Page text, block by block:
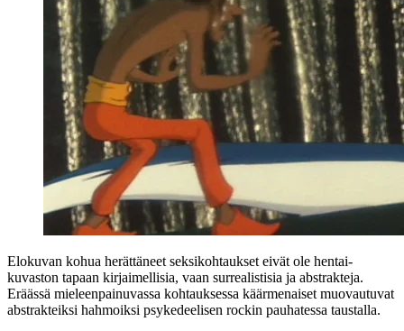
Elokuvan kohua herättäneet seksikohtaukset eivät ole hentai-
kuvaston tapaan kirjaimellisia, vaan surrealistisia ja abstrakteja.
Eräässä mieleenpainuvassa kohtauksessa käärmenaiset muovautuvat
abstrakteiksi hahmoiksi psykedeelisen rockin pauhatessa taustalla.